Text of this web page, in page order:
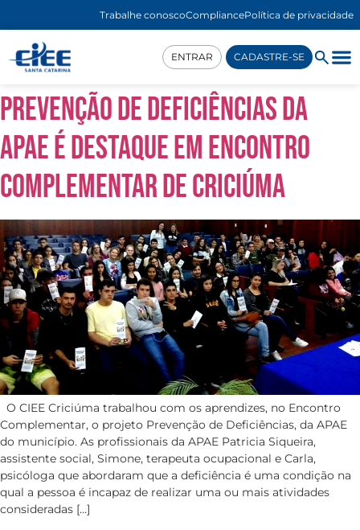
Trabalhe conoscoCompliancePolítica de privacidade
ENTRAR CADASTRE-SE
Prevenção de Deficiências da
APAE é destaque em Encontro
Complementar de Criciúma
O CIEE Criciúma trabalhou com os aprendizes, no Encontro
Complementar, o projeto Prevenção de Deficiências, da APAE
do município. As profissionais da APAE Patricia Siqueira,
assistente social, Simone, terapeuta ocupacional e Carla,
psicóloga que abordaram que a deficiência é uma condição na
qual a pessoa é incapaz de realizar uma ou mais atividades
consideradas […]